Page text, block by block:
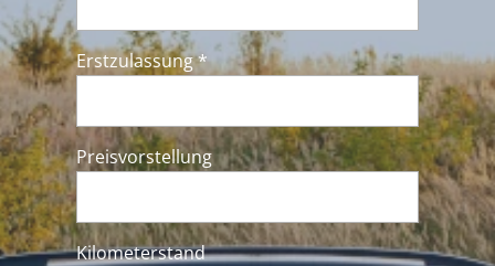
Erstzulassung *
Preisvorstellung
Kilometerstand